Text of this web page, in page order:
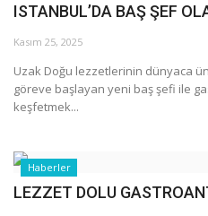
ISTANBUL’DA BAŞ ŞEF
Kasım 25, 2025
Uzak Doğu lezzetlerinin dünyaca
göreve başlayan yeni baş şefi ile
keşfetmek...
Haberler
LEZZET DOLU